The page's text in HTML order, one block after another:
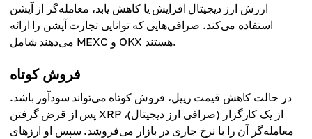
ارزش ارز دیجیتال افزایش یا کاهش یابد، معامله‌گر از آپشن
استفاده می‌کند. صرافی‌هایی که توانایی تجارت آپشن را ارائه
می‌دهند شامل MEXC و OKX هستند.
فروش کوتاه
در حالت کاهش قیمت ریپل، فروش کوتاه می‌تواند سودآور باشد.
پس از قرض گرفتن XRP از یک کارگزار (صرافی ارز دیجیتال)،
معامله‌گر آن را با نرخ جاری در بازار می‌فروشد. سپس او ارزهای